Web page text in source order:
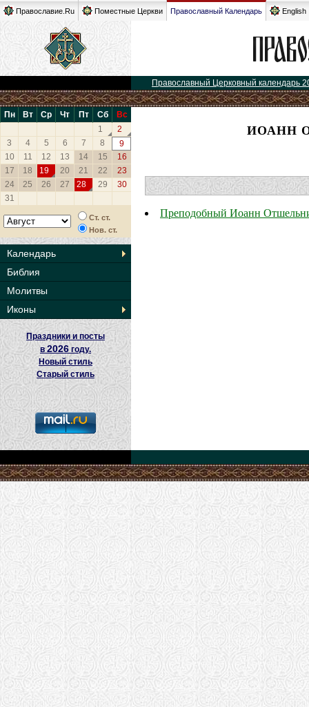
Православие.Ru Поместные Церкви Православный Календарь English
Православный Церковный календарь
Пн Вт Ср Чт Пт Сб
Вс
1
2
3
4 5 6 7 8
9
10
11 12 13 14 15
16
17
18 19 20 21 22
23
24
25 26 27 28 29
30
31
Ст. ст.
Нов. ст.
Календарь
Библия
Молитвы
Иконы
Праздники и посты
в2026 году.
Новый стиль
Старый стиль
ИОАНН
Преподобный Иоанн